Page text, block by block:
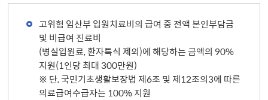
고위험 임산부 입원치료비의 급여 중 전액 본인부담금
및 비급여 진료비
(병실입원료, 환자특식 제외)에 해당하는 금액의 90%
지원(1인당 최대 300만원)
※ 단, 국민기초생활보장법 제6조 및 제12조의3에 따른
의료급여수급자는 100% 지원